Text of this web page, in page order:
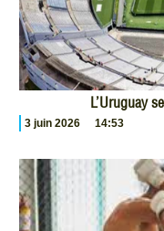
L’Uruguay
3 juin 2026 14:53